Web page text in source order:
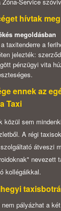
hívtak
megoldásban
taxitenderre a
jelezték:
pénzügyi vita
ennek az
Taxi
közül sem
A régi
átveszi
nevezett
kollégáikkal.
pályázhat a